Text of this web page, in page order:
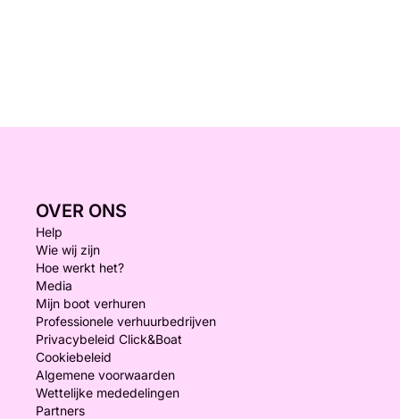
OVER ONS
Help
Wie wij zijn
Hoe werkt het?
Media
Mijn boot verhuren
Professionele verhuurbedrijven
Privacybeleid Click&Boat
Cookiebeleid
Algemene voorwaarden
Wettelijke mededelingen
Partners